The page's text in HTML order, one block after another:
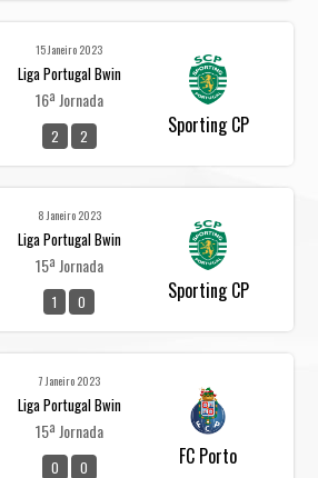
15 Janeiro 2023
Liga Portugal Bwin
16ª Jornada
2 2 Sporting CP
8 Janeiro 2023
Liga Portugal Bwin
15ª Jornada
1 0 Sporting CP
7 Janeiro 2023
Liga Portugal Bwin
15ª Jornada
0 0 FC Porto